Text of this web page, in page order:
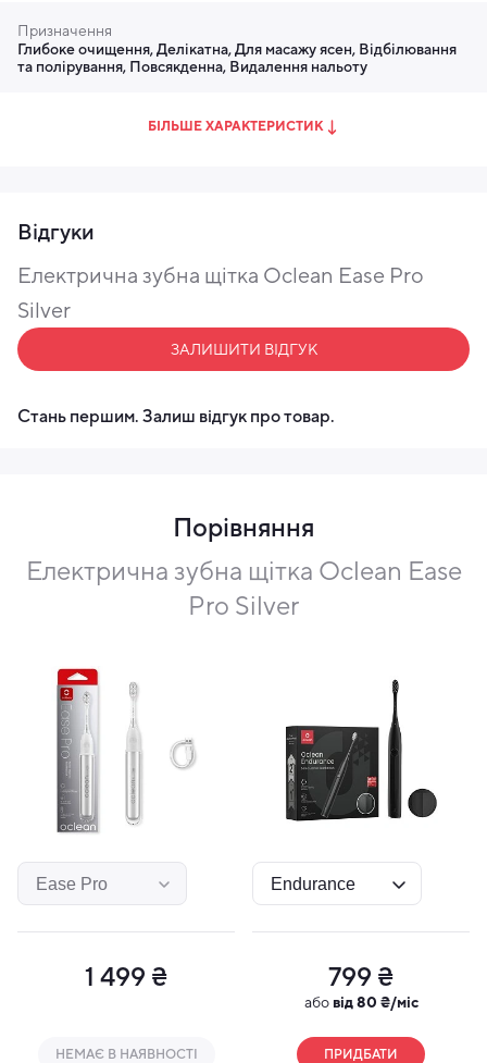
Призначення
Глибоке очищення, Делікатна, Для масажу ясен, Відбілювання
та полірування, Повсякденна, Видалення нальоту
БІЛЬШЕ ХАРАКТЕРИСТИК
Відгуки
Електрична зубна щітка Oclean Ease Pro
Silver
ЗАЛИШИТИ ВІДГУК
Стань першим. Залиш відгук про товар.
Порівняння
Електрична зубна щітка Oclean Ease
Pro Silver
1 499 ₴
НЕМАЄ В НАЯВНОСТІ
799 ₴
або від 80 ₴/міс
ПРИДБАТИ